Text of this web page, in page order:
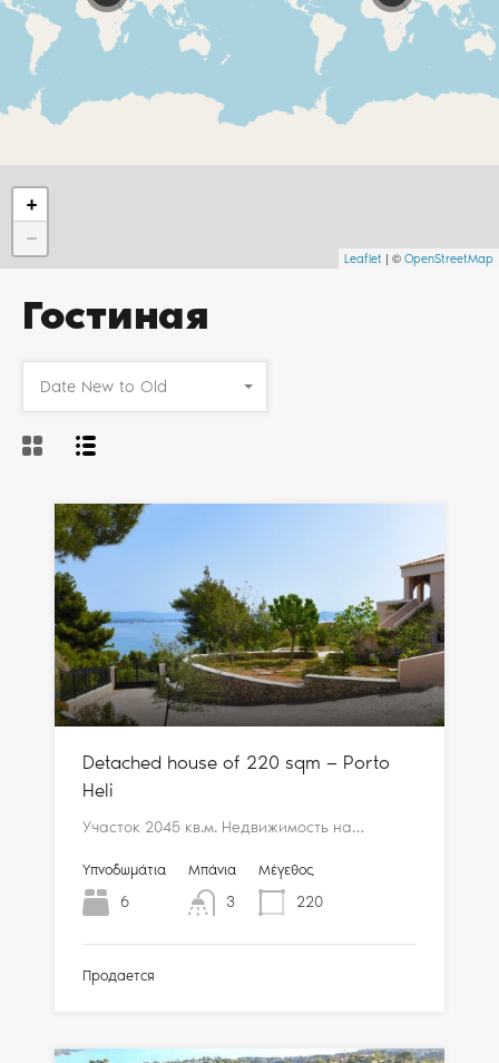
+
−
Leaflet | © OpenStreetMap
Гостиная
Date New to Old
Detached house of 220 sqm — Porto
Heli
Участок 2045 кв.м. Недвижимость на…
Υπνοδωμάτια
6
Μπάνια
3
Μέγεθος
220
Продается